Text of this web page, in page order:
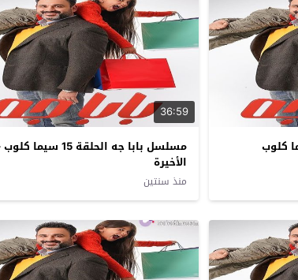
36:59
مسلسل بابا جه الحلقة 15 سيما
الأخيرة
منذ سنتين